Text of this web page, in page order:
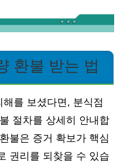
환불 받는 법
를 보셨다면, 분식점
절차를 상세히 안내합
불은 증거 확보가 핵심
권리를 되찾을 수 있습